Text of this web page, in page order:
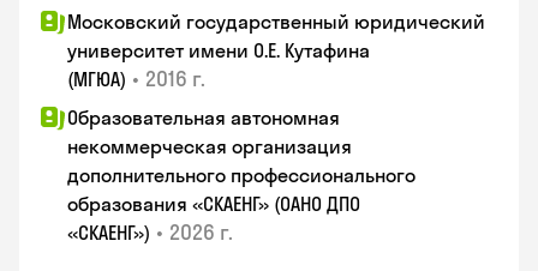
Московский государственный юридический
университет имени О.Е. Кутафина
(МГЮА) • 2016 г.
Образовательная автономная
некоммерческая организация
дополнительного профессионального
образования «СКАЕНГ» (ОАНО ДПО
«СКАЕНГ») • 2026 г.